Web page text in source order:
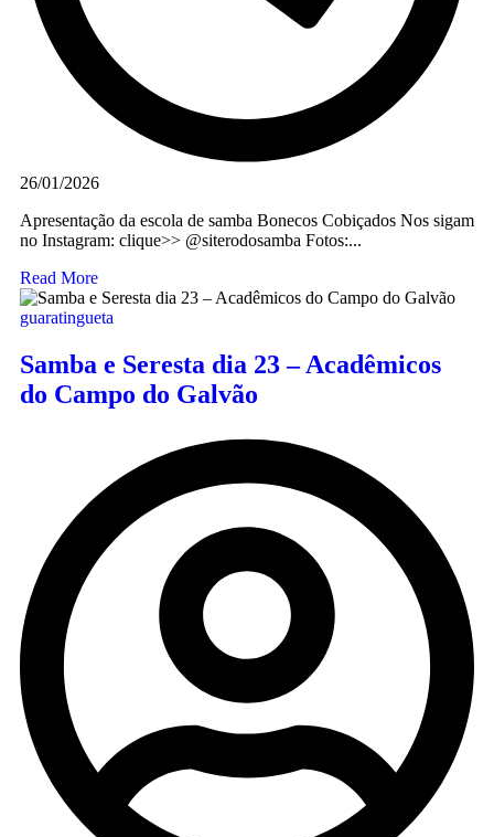
26/01/2026
Apresentação da escola de samba Bonecos Cobiçados Nos sigam
no Instagram: clique>> @siterodosamba Fotos:...
Read More
guaratingueta
Samba e Seresta dia 23 – Acadêmicos
do Campo do Galvão